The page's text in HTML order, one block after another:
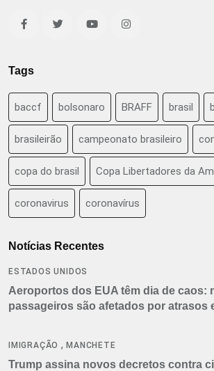
Tags
baccf bolsonaro BRAFF brasil
brasileirão campeonato brasileiro
copa do brasil Copa Libertadores da
coronavirus coronavírus
Notícias Recentes
ESTADOS UNIDOS
Aeroportos dos EUA têm dia de caos:
passageiros são afetados por atrasos
IMIGRAÇÃO ,MANCHETE
Trump assina novos decretos contra